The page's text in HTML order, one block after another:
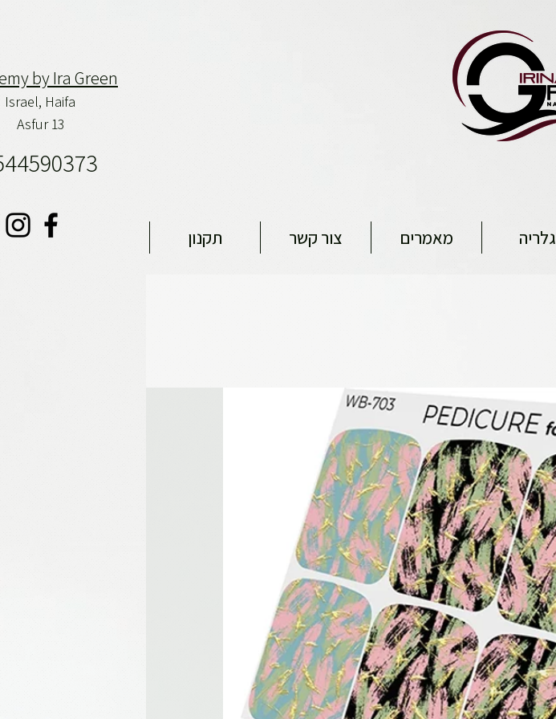
by Ira Green
Israel, Haifa
Asfur 13
גלריה מאמרים צור קשר תקנון